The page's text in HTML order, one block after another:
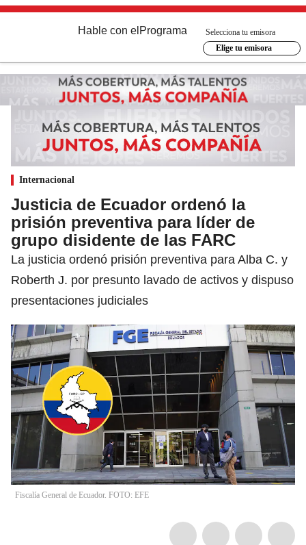
Hable con el Programa
Selecciona tu emisora
Elige tu emisora
Internacional
Justicia de Ecuador ordenó la
prisión preventiva para líder de
grupo disidente de las FARC
La justicia ordenó prisión preventiva para Alba C. y
Roberth J. por presunto lavado de activos y dispuso
presentaciones judiciales
Fiscalía General de Ecuador. FOTO: EFE